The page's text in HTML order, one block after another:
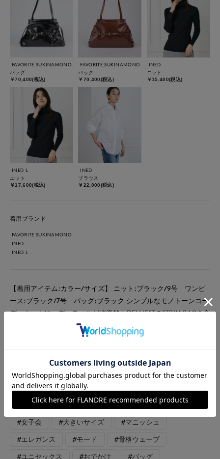
FAVORITE SUKINAMONO
バッグ
￥70,400(税込)
FAVORITE SUKINAMONO
バッグ
￥70,400(税込)
INED
ニット
￥15,400(税込)
INED L
ニット
￥17,600(税込)
INED
ブラウス
￥22,000(税込)
着用ブランド
FAVORITE SUKINAMONO
INED
INED L
【着用アイテム:カラー/サイズ】 ニット:ブラック/9号 ワンピ
ース:ブラック/7号 バッグ:ブラック シンプルなモノトーンコー
ディネートに、ディテールが特徴的なDELL'ESTのSTRIN BAGを合
わせました。柔らかくてツヤのあるレザーはスタイリングをクー
ルにまとめてくれます。付属のショルダーはクロスボディも可
能。大きさのわ。に厚みがないので、小柄な方も持ちやすいサイ
#ワンピース #ニット
#オフィスカジュアル #リラックス #休日
#女子会 #大きいサイズ #マニッシュ
#エレガンス #モード #骨格ウェーブ
#ユニセックス #おでかけ #バッグ